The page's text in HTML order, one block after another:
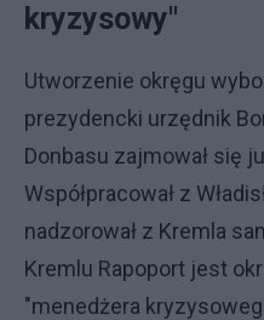
kryzysowy"
Utworzenie okręgu
prezydencki urzędnik
Donbasu zajmował się
Współpracował z
nadzorował z Kremla
Kremlu Rapoport jest
"menedżera